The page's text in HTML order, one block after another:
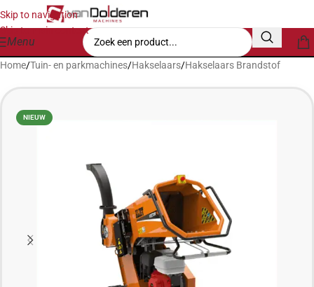
Skip to navigation
Skip to main content
Menu
Home/Tuin- en parkmachines/Hakselaars/Hakselaars Brandstof
NIEUW